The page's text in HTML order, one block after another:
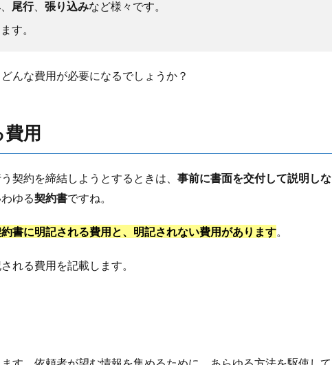
尾行、 張り込みなど様々です。
す。
んな費用が必要になるでしょうか？
用
契約を締結しようとするときは、 事前に書面を交付して説明しな
ゆる契約書ですね。
書に明記される費用と、明記されない費用があります
れる費用を記載します。
す。依頼者が望む情報を集めるために、あらゆる方法を駆使して